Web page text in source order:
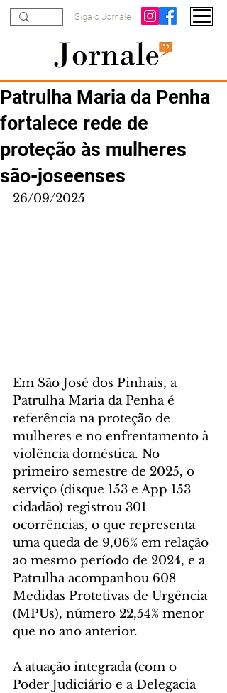
Siga o Jornale
Patrulha Maria da Penha
fortalece rede de
proteção às mulheres
são-joseenses
26/09/2025
Em São José dos Pinhais, a
Patrulha Maria da Penha é
referência na proteção de
mulheres e no enfrentamento à
violência doméstica. No
primeiro semestre de 2025, o
serviço (disque 153 e App 153
cidadão) registrou 301
ocorrências, o que representa
uma queda de 9,06% em relação
ao mesmo período de 2024, e a
Patrulha acompanhou 608
Medidas Protetivas de Urgência
(MPUs), número 22,54% menor
que no ano anterior.
A atuação integrada (com o
Poder Judiciário e a Delegacia